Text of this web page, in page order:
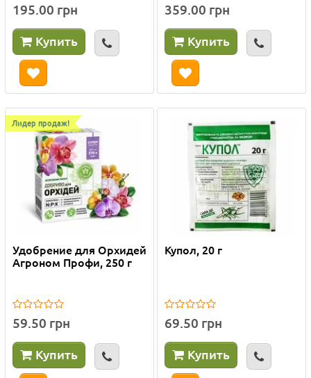
195.00 грн
Купить
359.00 грн
Купить
Лидер продаж!
Удобрение для Орхидей
Агроном Профи, 250 г
59.50 грн
Купить
Купол, 20 г
69.50 грн
Купить